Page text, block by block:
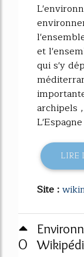
et
qui s'y
archipels
LIRE
Site :
0